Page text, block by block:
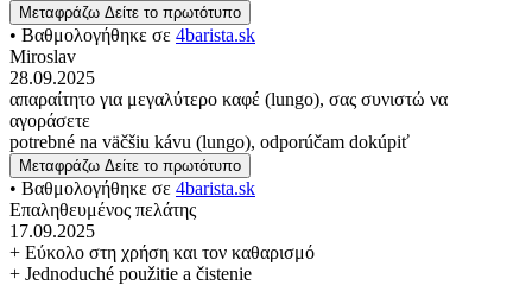
Μεταφράζω Δείτε το πρωτότυπο
• Βαθμολογήθηκε σε 4barista.sk
Miroslav
28.09.2025
απαραίτητο για μεγαλύτερο καφέ (lungo), σας συνιστώ να
αγοράσετε
potrebné na väčšiu kávu (lungo), odporúčam dokúpiť
Μεταφράζω Δείτε το πρωτότυπο
• Βαθμολογήθηκε σε 4barista.sk
Επαληθευμένος πελάτης
17.09.2025
+ Εύκολο στη χρήση και τον καθαρισμό
+ Jednoduché použitie a čistenie